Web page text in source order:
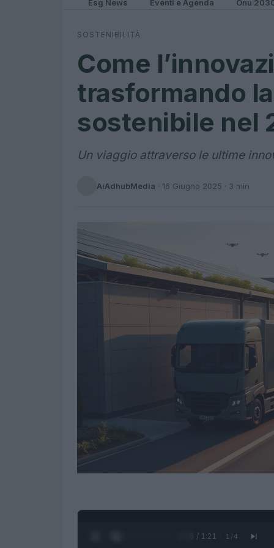
Esg News Eventi e Agenda Onu
SOSTENIBILITÀ
Come
trasformando
sostenibile nel
Un viaggio attraverso le ultime
AiAdhubMedia · 16 Giugno 2025 · 3 min
0:27 / 1:21 1 /4